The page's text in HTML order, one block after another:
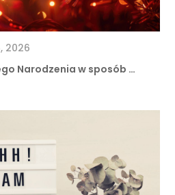
2026
Narodzenia w sposób …